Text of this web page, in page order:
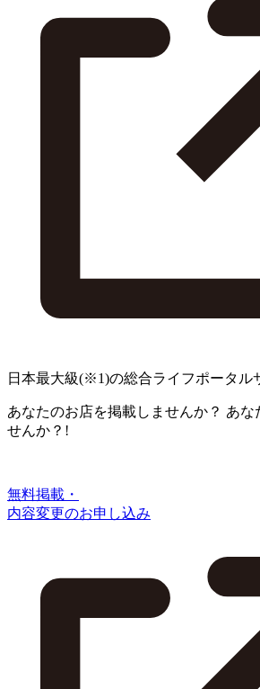
日本最大級(※1)の総合ライフポータル
あなたのお店を掲載しませんか？ あな
せんか？!
無料掲載・
内容変更のお申し込み